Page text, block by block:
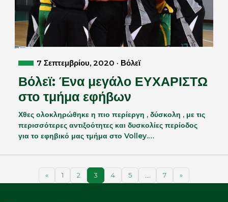
7 Σεπτεμβρίου, 2020 · Βόλεϊ
Βόλεϊ: Ένα μεγάλο ΕΥΧΑΡΙΣΤΩ
στο τμήμα εφήβων
Χθες ολοκληρώθηκε η πιο περίεργη , δύσκολη , με τις
περισσότερες αντιξοότητες και δυσκολίες περίοδος
για το εφηβικό μας τμήμα στο Volley.…
« 1 2 3 4 5 7 »